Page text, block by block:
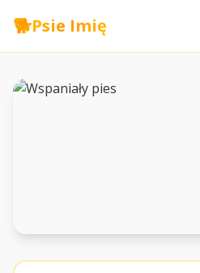
🐕Psie Imię